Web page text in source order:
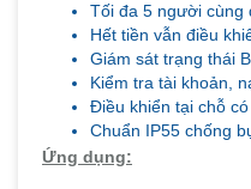
Tối đa 5 người cùng
Hết tiền vẫn điều
Giám sát trạng thái
Kiểm tra tài khoản,
Điều khiển tại chỗ
Chuẩn IP55 chống
Ứng dụng: